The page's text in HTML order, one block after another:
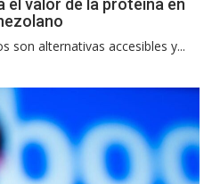
valor de la proteína en
son alternativas accesibles y...